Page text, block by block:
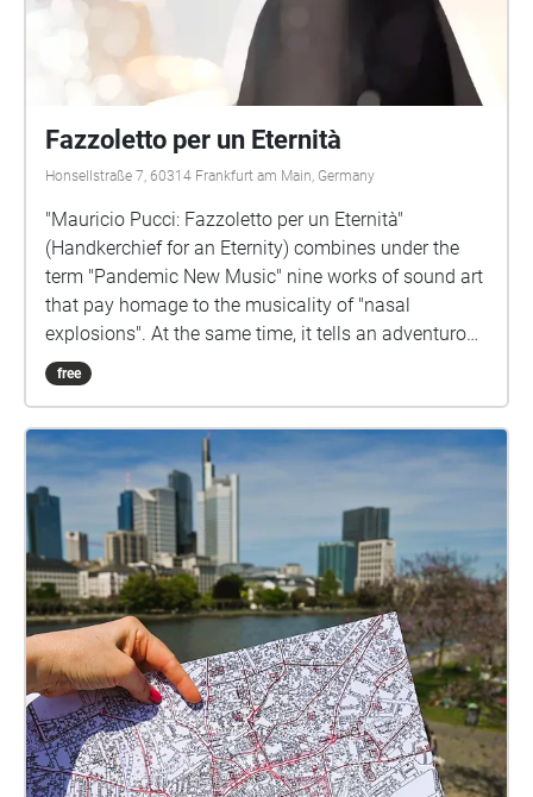
Fazzoletto per un Eternità
Honsellstraße 7, 60314 Frankfurt am Main, Germany
"Mauricio Pucci: Fazzoletto per un Eternità"
(Handkerchief for an Eternity) combines under the
term "Pandemic New Music" nine works of sound art
that pay homage to the musicality of "nasal
explosions". At the same time, it tells an adventurous
biography that transcends national and gender
boundaries, whose obsessive protagonist does not
order to be able to realize his compositions.This
work forms part of the exhibition "Séance Fiction", by
Eva Schwab – which you are currently going to see.
On the 4th of October, 4pm, a vinyl performance will
be staged by Gabi Schaffner herself.
free